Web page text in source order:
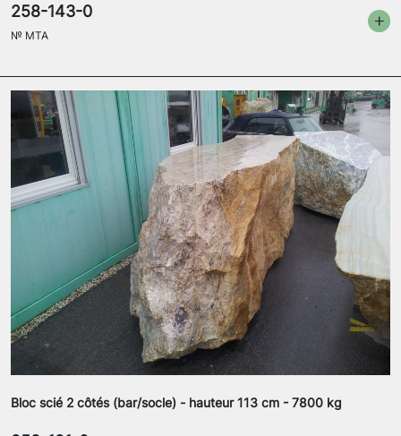
258-143-0
№ MTA
Bloc scié 2 côtés (bar/socle) - hauteur 113 cm - 7800 kg